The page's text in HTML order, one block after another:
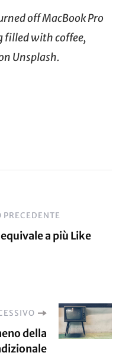
off MacBook Pro
filled with coffee,
Unsplash.
PRECEDENTE
a più Like
della